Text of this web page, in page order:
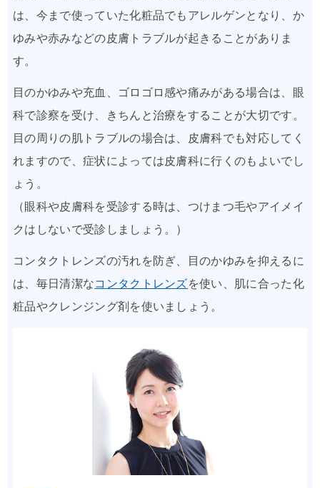
は、今まで使っていた化粧品でもアレルゲンとなり、か
ゆみや赤みなどの皮膚トラブルが起きることがありま
す。
目のかゆみや充血、ゴロゴロ感や痛みがある場合は、眼
科で診察を受け、きちんと治療をすることが大切です。
目の周りの肌トラブルの場合は、皮膚科でも対応してく
れますので、症状によっては皮膚科に行くのもよいでし
ょう。
（眼科や皮膚科を受診する時は、つけまつ毛やアイメイ
クはしないで受診しましょう。）
コンタクトレンズの汚れを防ぎ、目のかゆみを抑えるに
は、毎日清潔なコンタクトレンズを使い、肌に合った化
粧品やクレンジング剤を使いましょう。